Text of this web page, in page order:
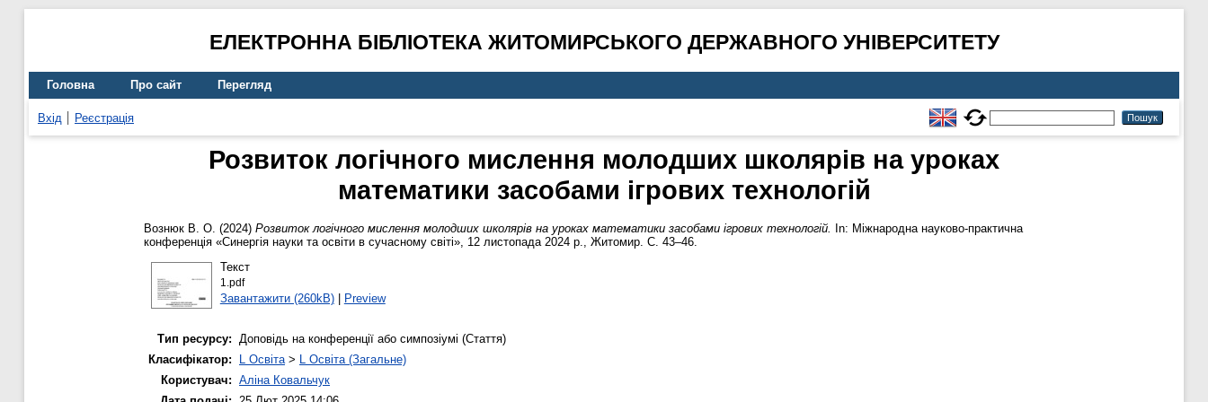
ЕЛЕКТРОННА БІБЛІОТЕКА ЖИТОМИРСЬКОГО ДЕРЖАВНОГО УНІВЕРСИТЕТУ
Головна Про сайт Перегляд
Вхід Реєстрація
Розвиток логічного мислення молодших школярів на уроках
математики засобами ігрових технологій
Вознюк В. О. (2024) Розвиток логічного мислення молодших школярів на уроках математики засобами ігрових технологій.
In: Міжнародна науково-практична
конференція «Синергія науки та освіти в сучасному світі», 12 листопада 2024 р., Житомир. С. 43–46.
Текст
1.pdf
Завантажити (260kB)| Preview
Тип ресурсу: Доповідь на конференції або симпозіумі (Стаття)
Класифікатор:
L Освіта> L Освіта (Загальне)
Користувач: Аліна Ковальчук